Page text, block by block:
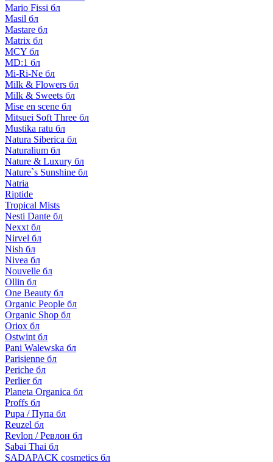
Mario Fissi бл
Masil бл
Mastare бл
Matrix бл
MCY бл
MD:1 бл
Mi-Ri-Ne бл
Milk & Flowers бл
Milk & Sweets бл
Mise en scene бл
Mitsuei Soft Three бл
Mustika ratu бл
Natura Siberica бл
Naturalium бл
Nature & Luxury бл
Nature`s Sunshine бл
Natria
Riptide
Tropical Mists
Nesti Dante бл
Nexxt бл
Nirvel бл
Nish бл
Nivea бл
Nouvelle бл
Ollin бл
One Beauty бл
Organic People бл
Organic Shop бл
Oriox бл
Ostwint бл
Pani Walewska бл
Parisienne бл
Periche бл
Perlier бл
Planeta Organica бл
Proffs бл
Pupa / Пупа бл
Reuzel бл
Revlon / Ревлон бл
Sabai Thai бл
SADAPACK cosmetics бл